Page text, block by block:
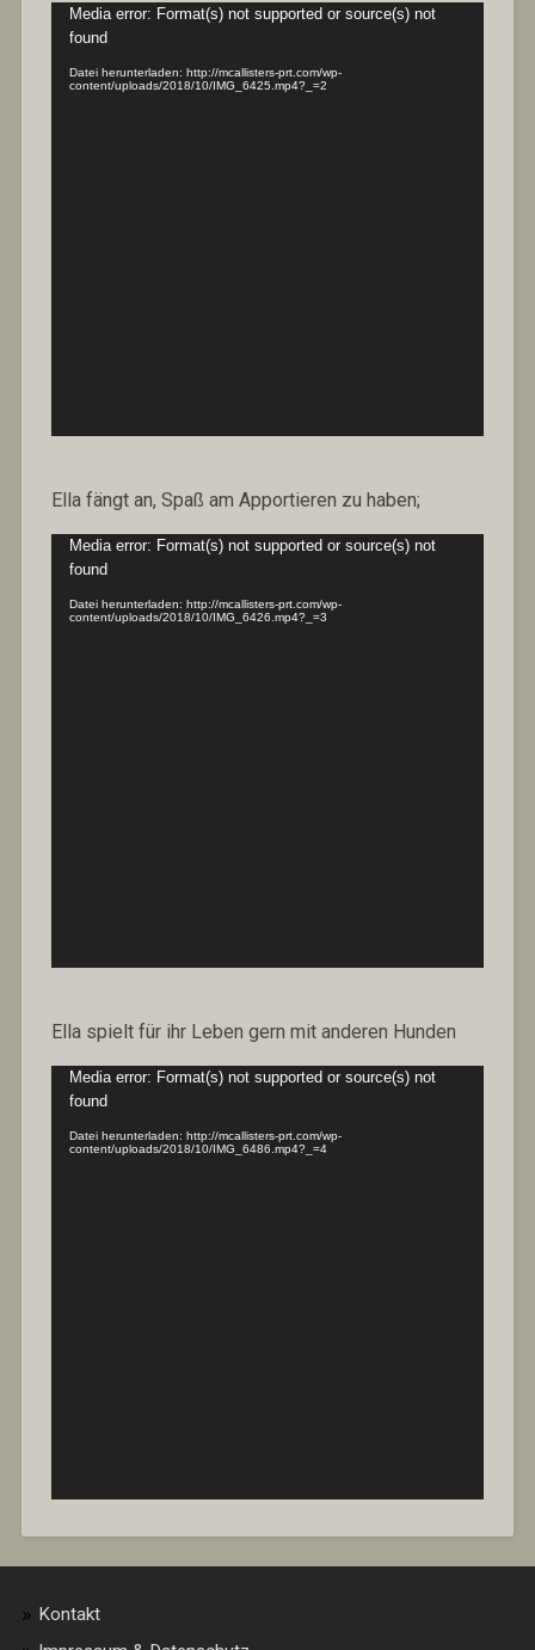
Video-
Player
Media error: Format(s) not supported or source(s) not
found
Datei herunterladen: http://mcallisters-prt.com/wp-
content/uploads/2018/10/IMG_6425.mp4?_=2
Ella fängt an, Spaß am Apportieren zu haben;
Video-
Player
Media error: Format(s) not supported or source(s) not
found
Datei herunterladen: http://mcallisters-prt.com/wp-
content/uploads/2018/10/IMG_6426.mp4?_=3
Ella spielt für ihr Leben gern mit anderen Hunden
Video-
Player
Media error: Format(s) not supported or source(s) not
found
Datei herunterladen: http://mcallisters-prt.com/wp-
content/uploads/2018/10/IMG_6486.mp4?_=4
Kontakt